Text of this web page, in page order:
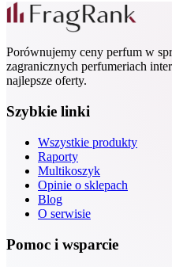
Porównujemy ceny perfum w
zagranicznych perfumeriach
najlepsze oferty.
Szybkie linki
Wszystkie produkty
Raporty
Multikoszyk
Opinie o sklepach
Blog
O serwisie
Pomoc i wsparcie